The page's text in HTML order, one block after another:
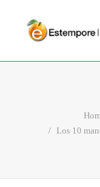
PORTFOLIO
Los 10